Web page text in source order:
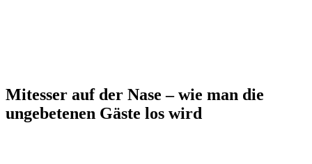
Mitesser auf der Nase – wie man die
ungebetenen Gäste los wird